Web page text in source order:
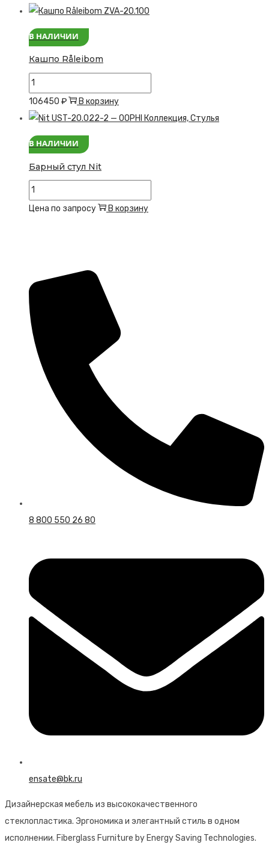
Стол
S
В НАЛИЧИИ
Кашпо Råleibom
Количество
товара
Кашпо
106450 ₽ В корзину
В НАЛИЧИИ
Барный стул Nit
Количество
товара
Цена по запросу В корзину
8 800 550 26 80
ensate@bk.ru
Дизайнерская мебель из высококачественного
стеклопластика. Эргономика и элегантный стиль в одном
исполнении. Fiberglass Furniture by Energy Saving Technologies.